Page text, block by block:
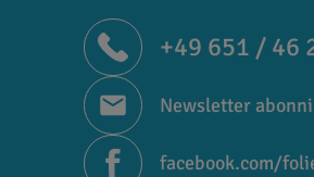
+49 651 / 46
Newsletter
facebook.com/